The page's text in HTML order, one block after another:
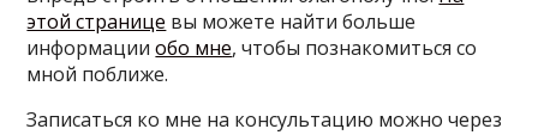
этой странице вы можете найти больше
информацииобо мне, чтобы познакомиться со
мной поближе.
Записаться ко мне на консультацию можно через